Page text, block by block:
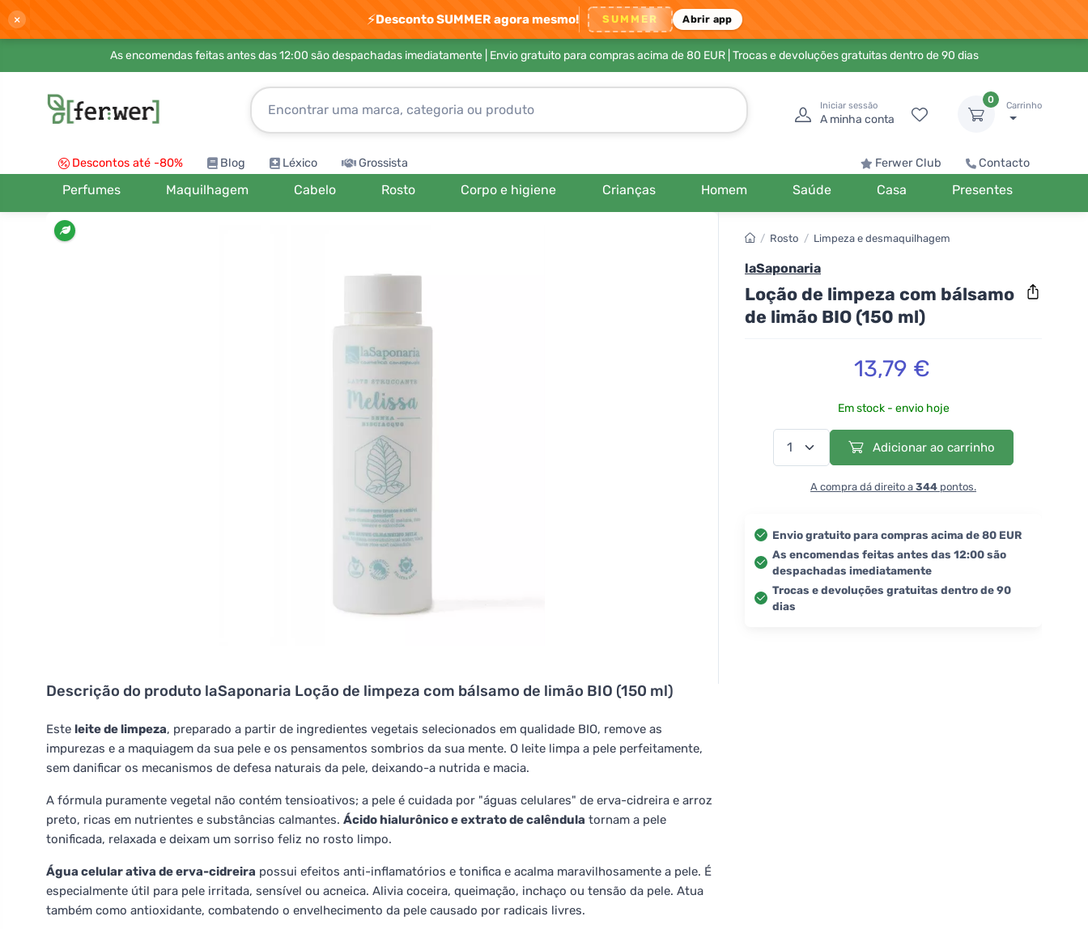
× ⚡Desconto SUMMER agora mesmo! SUMMER Abrir app
As encomendas feitas antes das 12:00 são despachadas imediatamente | Envio gratuito para compras acima de 80 EUR| Trocas e devoluções gratuitas dentro de 90 dias
Iniciar sessão
A minha conta
0
Carrinho
Descontos até -80% Blog Léxico Grossista Ferwer Club Contacto
Perfumes Maquilhagem Cabelo Rosto Corpo e higiene Crianças Homem Saúde Casa Presentes
Descrição do produto laSaponaria Loção de limpeza com bálsamo de limão BIO (150 ml)
Este leite de limpeza, preparado a partir de ingredientes vegetais selecionados em qualidade BIO, remove as
impurezas e a maquiagem da sua pele e os pensamentos sombrios da sua mente. O leite limpa a pele perfeitamente,
sem danificar os mecanismos de defesa naturais da pele, deixando-a nutrida e macia.
A fórmula puramente vegetal não contém tensioativos; a pele é cuidada por "águas celulares" de erva-cidreira e arroz
preto, ricas em nutrientes e substâncias calmantes. Ácido hialurônico e extrato de calêndula tornam a pele
tonificada, relaxada e deixam um sorriso feliz no rosto limpo.
Água celular ativa de erva-cidreira possui efeitos anti-inflamatórios e tonifica e acalma maravilhosamente a pele. É
especialmente útil para pele irritada, sensível ou acneica. Alivia coceira, queimação, inchaço ou tensão da pele. Atua
também como antioxidante, combatendo o envelhecimento da pele causado por radicais livres.
/ Rosto / Limpeza e desmaquilhagem
laSaponaria
Loção de limpeza com bálsamo
de limão BIO (150 ml)
13,79 €
Em stock - envio hoje
Adicionar ao carrinho
A compra dá direito a 344 pontos.
Envio gratuito para compras acima de 80 EUR
As encomendas feitas antes das 12:00 são
despachadas imediatamente
Trocas e devoluções gratuitas dentro de 90
dias